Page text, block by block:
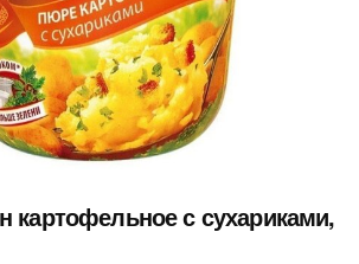
картофельное с сухариками,